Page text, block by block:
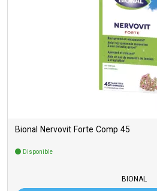
Bional Nervovit Forte Comp 45
Disponible
BIONAL